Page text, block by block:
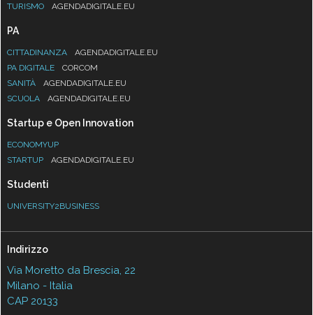
TURISMO
AGENDADIGITALE.EU
PA
CITTADINANZA
AGENDADIGITALE.EU
PA DIGITALE
CORCOM
SANITÀ
AGENDADIGITALE.EU
SCUOLA
AGENDADIGITALE.EU
Startup e Open Innovation
ECONOMYUP
STARTUP
AGENDADIGITALE.EU
Studenti
UNIVERSITY2BUSINESS
Indirizzo
Via Moretto da Brescia, 22
Milano - Italia
CAP 20133